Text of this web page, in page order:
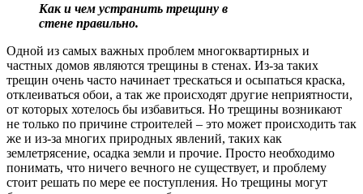
Как и чем устранить трещину в
стене правильно.
Одной из самых важных проблем многоквартирных и
частных домов являются трещины в стенах. Из-за таких
трещин очень часто начинает трескаться и осыпаться краска,
отклеиваться обои, а так же происходят другие неприятности,
от которых хотелось бы избавиться. Но трещины возникают
не только по причине строителей – это может происходить так
же и из-за многих природных явлений, таких как
землетрясение, осадка земли и прочие. Просто необходимо
понимать, что ничего вечного не существует, и проблему
стоит решать по мере ее поступления. Но трещины могут